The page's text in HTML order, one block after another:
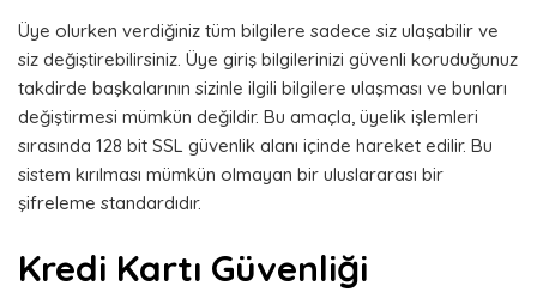
Üye olurken verdiğiniz tüm bilgilere sadece siz ulaşabilir ve
siz değiştirebilirsiniz. Üye giriş bilgilerinizi güvenli koruduğunuz
takdirde başkalarının sizinle ilgili bilgilere ulaşması ve bunları
değiştirmesi mümkün değildir. Bu amaçla, üyelik işlemleri
sırasında 128 bit SSL güvenlik alanı içinde hareket edilir. Bu
sistem kırılması mümkün olmayan bir uluslararası bir
şifreleme standardıdır.
Kredi Kartı Güvenliği